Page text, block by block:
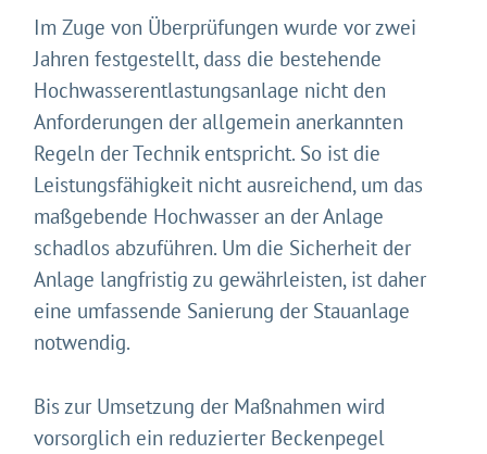
Im Zuge von Überprüfungen wurde vor zwei
Jahren festgestellt, dass die bestehende
Hochwasserentlastungsanlage nicht den
Anforderungen der allgemein anerkannten
Regeln der Technik entspricht. So ist die
Leistungsfähigkeit nicht ausreichend, um das
maßgebende Hochwasser an der Anlage
schadlos abzuführen. Um die Sicherheit der
Anlage langfristig zu gewährleisten, ist daher
eine umfassende Sanierung der Stauanlage
notwendig.
Bis zur Umsetzung der Maßnahmen wird
vorsorglich ein reduzierter Beckenpegel